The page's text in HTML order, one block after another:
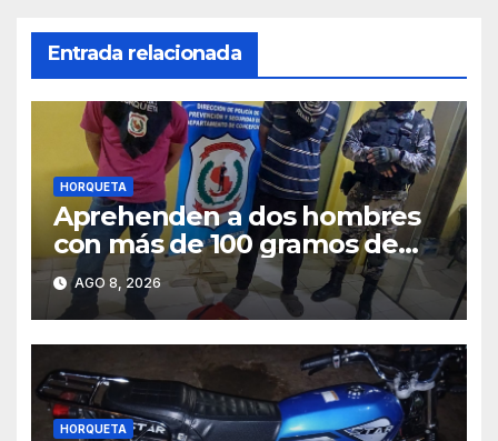
Entrada relacionada
HORQUETA
Aprehenden a dos hombres
con más de 100 gramos de
supuesta marihuana en
Horqueta
AGO 8, 2026
HORQUETA